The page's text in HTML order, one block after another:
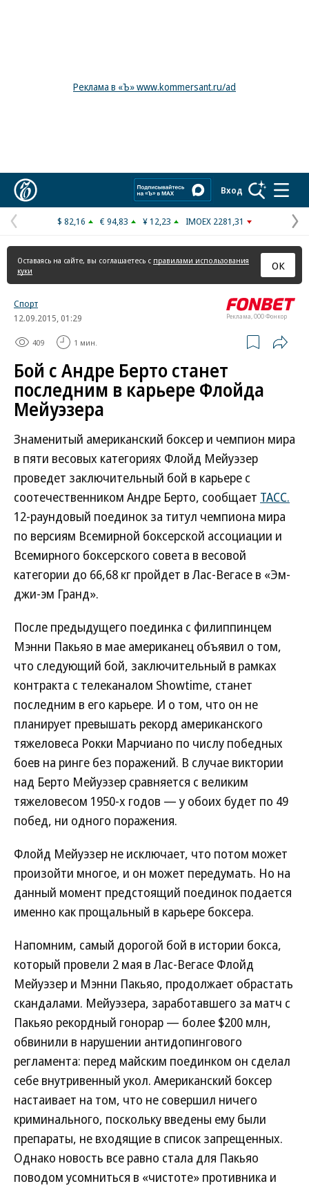
Реклама в «Ъ» www.kommersant.ru/ad
Вход
Предыдущая
страница
$ 82,16 € 94,83 ¥ 12,23 IMOEX 2281,31
Оставаясь на сайте, вы соглашаетесь с правилами использования
куки
ОК
Реклама, ООО Фонкор
Спорт
12.09.2015, 01:29
409 1 мин.
Бой с Андре Берто станет
последним в карьере Флойда
Мейуэзера
Знаменитый американский боксер и чемпион мира
в пяти весовых категориях Флойд Мейуэзер
проведет заключительный бой в карьере с
соотечественником Андре Берто, сообщает ТАСС.
12-раундовый поединок за титул чемпиона мира
по версиям Всемирной боксерской ассоциации и
Всемирного боксерского совета в весовой
категории до 66,68 кг пройдет в Лас-Вегасе в «Эм-
джи-эм Гранд».
После предыдущего поединка с филиппинцем
Мэнни Пакьяо в мае американец объявил о том,
что следующий бой, заключительный в рамках
контракта с телеканалом Showtime, станет
последним в его карьере. И о том, что он не
планирует превышать рекорд американского
тяжеловеса Рокки Марчиано по числу победных
боев на ринге без поражений. В случае виктории
над Берто Мейуэзер сравняется с великим
тяжеловесом 1950-х годов — у обоих будет по 49
побед, ни одного поражения.
Флойд Мейуэзер не исключает, что потом может
произойти многое, и он может передумать. Но на
данный момент предстоящий поединок подается
именно как прощальный в карьере боксера.
Напомним, самый дорогой бой в истории бокса,
который провели 2 мая в Лас-Вегасе Флойд
Мейуэзер и Мэнни Пакьяо, продолжает обрастать
скандалами. Мейуэзера, заработавшего за матч с
Пакьяо рекордный гонорар — более $200 млн,
обвинили в нарушении антидопингового
регламента: перед майским поединком он сделал
себе внутривенный укол. Американский боксер
настаивает на том, что не совершил ничего
криминального, поскольку введены ему были
препараты, не входящие в список запрещенных.
Однако новость все равно стала для Пакьяо
поводом усомниться в «чистоте» противника и